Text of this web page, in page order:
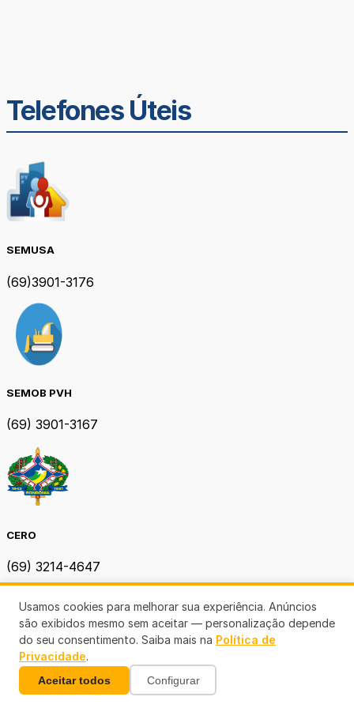
Telefones Úteis
SEMUSA
(69)3901-3176
SEMOB PVH
(69) 3901-3167
CERO
(69) 3214-4647
EMDUR RO
Usamos cookies para melhorar sua experiência. Anúncios
são exibidos mesmo sem aceitar — personalização depende
do seu consentimento. Saiba mais na Política de
Privacidade.
Aceitar todos Configurar